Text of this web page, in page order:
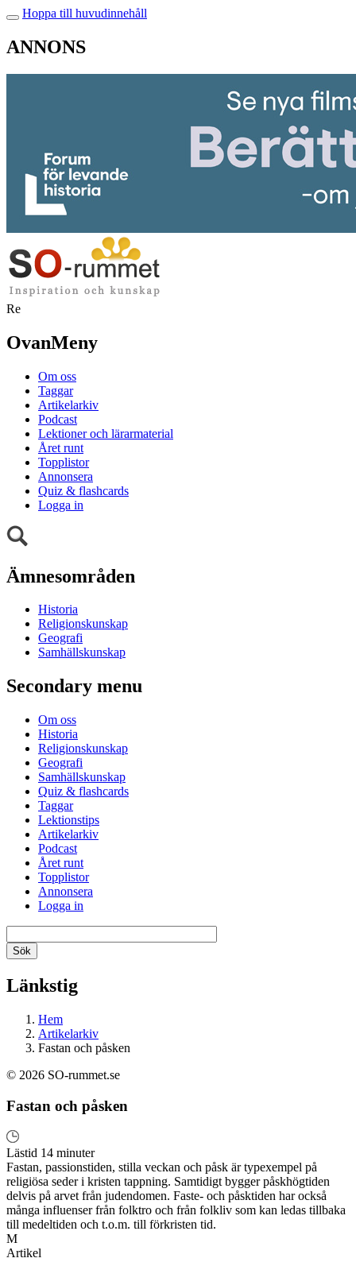
Hoppa till huvudinnehåll
ANNONS
Re
OvanMeny
Om oss
Taggar
Artikelarkiv
Podcast
Lektioner och lärarmaterial
Året runt
Topplistor
Annonsera
Quiz & flashcards
Logga in
Ämnesområden
Historia
Religionskunskap
Geografi
Samhällskunskap
Secondary menu
Om oss
Historia
Religionskunskap
Geografi
Samhällskunskap
Quiz & flashcards
Taggar
Lektionstips
Artikelarkiv
Podcast
Året runt
Topplistor
Annonsera
Logga in
Länkstig
Hem
Artikelarkiv
Fastan och påsken
© 2026 SO-rummet.se
Fastan och påsken
Lästid 14 minuter
Fastan, passionstiden, stilla veckan och påsk är typexempel på
religiösa seder i kristen tappning. Samtidigt bygger påskhögtiden
delvis på arvet från judendomen. Faste- och påsktiden har också
många influenser från folktro och från folkliv som kan ledas tillbaka
till medeltiden och t.o.m. till förkristen tid.
M
Artikel